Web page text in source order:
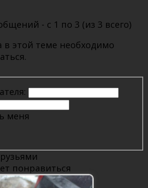
- с 1 по 3 (из 3 всего)
в этой теме необходимо
меня
понравиться